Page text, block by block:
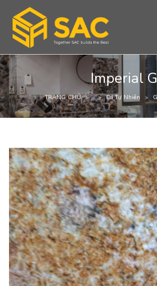
Imperial
TRANG CHỦ > > Đá Tự Nhiên >